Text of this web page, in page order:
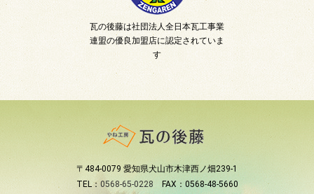
瓦の後藤は社団法人全日本瓦工事業
連盟の優良加盟店に認定されていま
す
〒484-0079 愛知県犬山市木津西ノ畑239-1
TEL： 0568-65-0228 FAX：0568-48-5660